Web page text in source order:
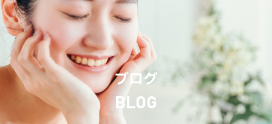
ブログ
BLOG